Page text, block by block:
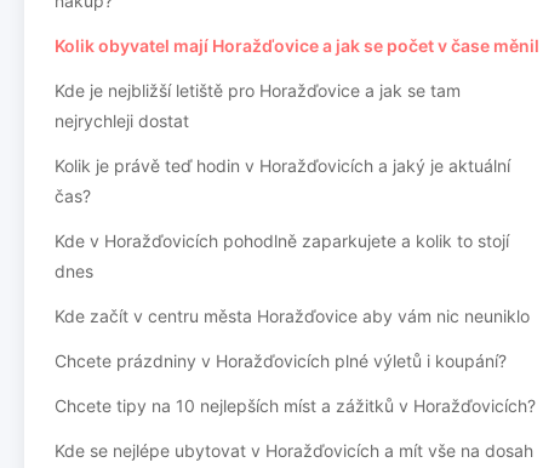
Kolik obyvatel mají Horažďovice a jak se počet v čase měnil
Kde je nejbližší letiště pro Horažďovice a jak se tam
nejrychleji dostat
Kolik je právě teď hodin v Horažďovicích a jaký je aktuální
čas?
Kde v Horažďovicích pohodlně zaparkujete a kolik to stojí
dnes
Kde začít v centru města Horažďovice aby vám nic neuniklo
Chcete prázdniny v Horažďovicích plné výletů i koupání?
Chcete tipy na 10 nejlepších míst a zážitků v Horažďovicích?
Kde se nejlépe ubytovat v Horažďovicích a mít vše na dosah